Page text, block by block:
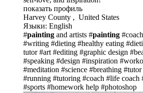
показать профиль
Harvey County , United States
Языки: English
#painting and artists #painting #coach
#writing #dieting #healthy eating
tutor #art #editing #graphic design
#speaking #design #inspiration
#meditation #science #breathing #tutor
#running #tutoring #coach #life coach
#sports #homework help #photoshop